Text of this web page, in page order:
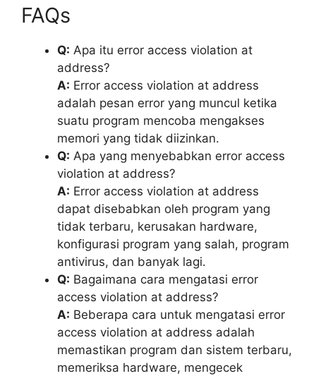
FAQs
Q: Apa itu error access violation at
address?
A: Error access violation at address
adalah pesan error yang muncul ketika
suatu program mencoba mengakses
memori yang tidak diizinkan.
Q: Apa yang menyebabkan error access
violation at address?
A: Error access violation at address
dapat disebabkan oleh program yang
tidak terbaru, kerusakan hardware,
konfigurasi program yang salah, program
antivirus, dan banyak lagi.
Q: Bagaimana cara mengatasi error
access violation at address?
A: Beberapa cara untuk mengatasi error
access violation at address adalah
memastikan program dan sistem terbaru,
memeriksa hardware, mengecek